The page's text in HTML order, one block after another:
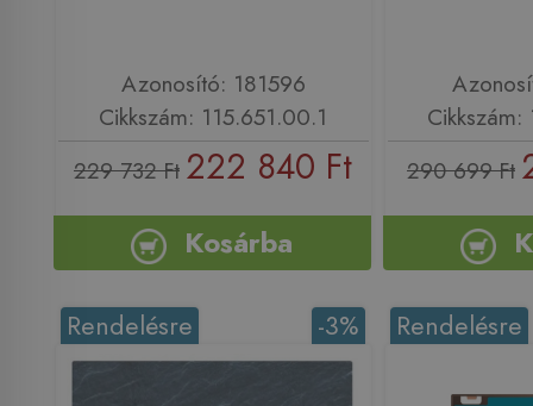
Azonosító: 181596
Cikkszám: 115.651.00.1
229 732 Ft 222 840 Ft
Kosárba
Cikkszám:
290 699 Ft
-3%
Rendelésre Rendelésre